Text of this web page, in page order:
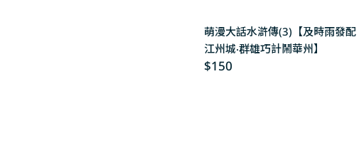
萌漫大話水滸傳(3)【及時雨發配
江州城‧群雄巧計鬧華州】
Regular
$150